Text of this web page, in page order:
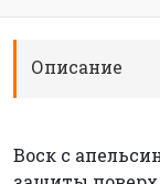
Описание
Воск с